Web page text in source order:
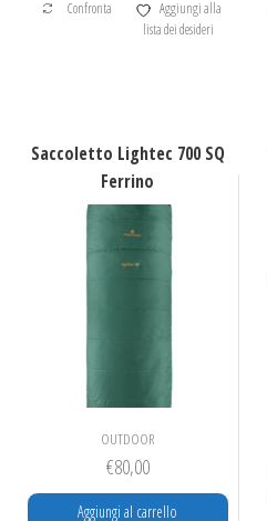
Confronta
Aggiungi alla
lista dei desideri
Saccoletto Lightec 700 SQ
Ferrino
OUTDOOR
€80,00
Aggiungi al carrello